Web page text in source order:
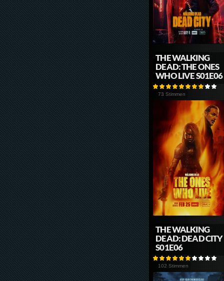
THE WALKING
DEAD: THE ONES
WHO LIVE S01E06
73 Stimmen
THE WALKING
DEAD: DEAD CITY
S01E06
102 Stimmen